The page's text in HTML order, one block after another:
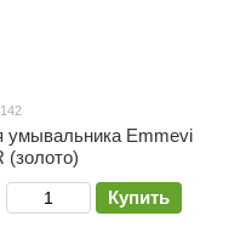
Emmevi
(золото)
Купить